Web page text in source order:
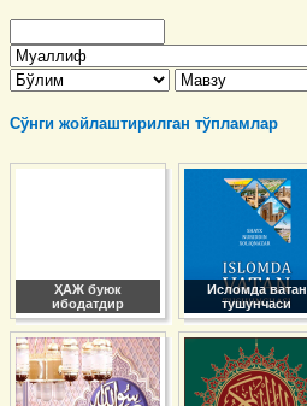
Сўнги жойлаштирилган тўпламлар
ҲАЖ буюк
ибодатдир
Исломда ватан
тушунчаси